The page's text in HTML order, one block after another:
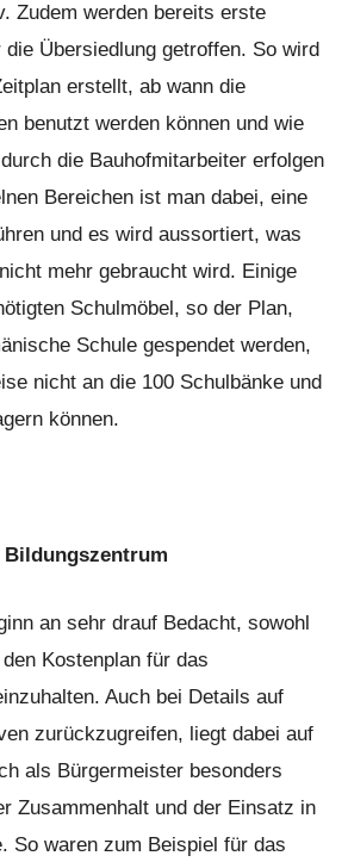
Zudem werden bereits erste
die Übersiedlung getroffen. So wird
erstellt, ab wann die
benutzt werden können und wie
die Bauhofmitarbeiter erfolgen
Bereichen ist man dabei, eine
und es wird aussortiert, was
mehr gebraucht wird. Einige
Schulmöbel, so der Plan,
Schule gespendet werden,
nicht an die 100 Schulbänke und
können.
an sehr drauf Bedacht, sowohl
Kostenplan für das
Auch bei Details auf
zurückzugreifen, liegt dabei auf
als Bürgermeister besonders
Zusammenhalt und der Einsatz in
So waren zum Beispiel für das